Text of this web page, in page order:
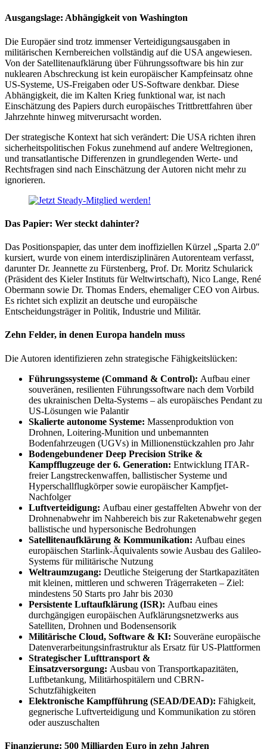
Ausgangslage: Abhängigkeit von Washington
Die Europäer sind trotz immenser Verteidigungsausgaben in
militärischen Kernbereichen vollständig auf die USA angewiesen.
Von der Satellitenaufklärung über Führungssoftware bis hin zur
nuklearen Abschreckung ist kein europäischer Kampfeinsatz ohne
US-Systeme, US-Freigaben oder US-Software denkbar. Diese
Abhängigkeit, die im Kalten Krieg funktional war, ist nach
Einschätzung des Papiers durch europäisches Trittbrettfahren über
Jahrzehnte hinweg mitverursacht worden.
Der strategische Kontext hat sich verändert: Die USA richten ihren
sicherheitspolitischen Fokus zunehmend auf andere Weltregionen,
und transatlantische Differenzen in grundlegenden Werte- und
Rechtsfragen sind nach Einschätzung der Autoren nicht mehr zu
ignorieren.
Das Papier: Wer steckt dahinter?
Das Positionspapier, das unter dem inoffiziellen Kürzel „Sparta 2.0″
kursiert, wurde von einem interdisziplinären Autorenteam verfasst,
darunter Dr. Jeannette zu Fürstenberg, Prof. Dr. Moritz Schularick
(Präsident des Kieler Instituts für Weltwirtschaft), Nico Lange, René
Obermann sowie Dr. Thomas Enders, ehemaliger CEO von Airbus.
Es richtet sich explizit an deutsche und europäische
Entscheidungsträger in Politik, Industrie und Militär.
Zehn Felder, in denen Europa handeln muss
Die Autoren identifizieren zehn strategische Fähigkeitslücken:
Führungssysteme (Command & Control): Aufbau einer
souveränen, resilienten Führungssoftware nach dem Vorbild
des ukrainischen Delta-Systems – als europäisches Pendant zu
US-Lösungen wie Palantir
Skalierte autonome Systeme: Massenproduktion von
Drohnen, Loitering-Munition und unbemannten
Bodenfahrzeugen (UGVs) in Millionenstückzahlen pro Jahr
Bodengebundener Deep Precision Strike &
Kampfflugzeuge der 6. Generation: Entwicklung ITAR-
freier Langstreckenwaffen, ballistischer Systeme und
Hyperschallflugkörper sowie europäischer Kampfjet-
Nachfolger
Luftverteidigung: Aufbau einer gestaffelten Abwehr von der
Drohnenabwehr im Nahbereich bis zur Raketenabwehr gegen
ballistische und hypersonische Bedrohungen
Satellitenaufklärung & Kommunikation: Aufbau eines
europäischen Starlink-Äquivalents sowie Ausbau des Galileo-
Systems für militärische Nutzung
Weltraumzugang: Deutliche Steigerung der Startkapazitäten
mit kleinen, mittleren und schweren Trägerraketen – Ziel:
mindestens 50 Starts pro Jahr bis 2030
Persistente Luftaufklärung (ISR): Aufbau eines
durchgängigen europäischen Aufklärungsnetzwerks aus
Satelliten, Drohnen und Bodensensorik
Militärische Cloud, Software & KI: Souveräne europäische
Datenverarbeitungsinfrastruktur als Ersatz für US-Plattformen
Strategischer Lufttransport &
Einsatzversorgung: Ausbau von Transportkapazitäten,
Luftbetankung, Militärhospitälern und CBRN-
Schutzfähigkeiten
Elektronische Kampfführung (SEAD/DEAD): Fähigkeit,
gegnerische Luftverteidigung und Kommunikation zu stören
oder auszuschalten
Finanzierung: 500 Milliarden Euro in zehn Jahren